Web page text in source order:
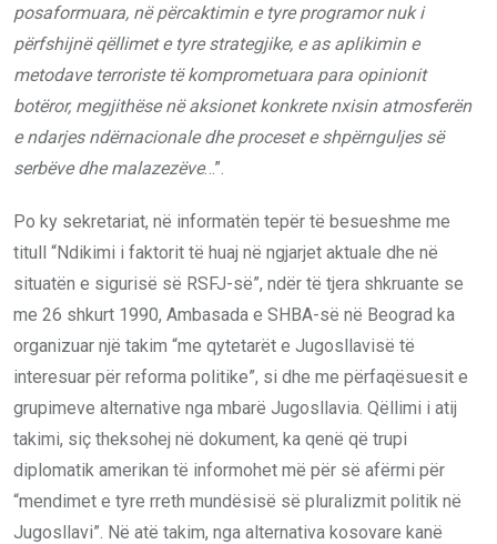
posaformuara, në përcaktimin e tyre programor nuk i
përfshijnë qëllimet e tyre strategjike, e as aplikimin e
metodave terroriste të komprometuara para opinionit
botëror, megjithëse në aksionet konkrete nxisin atmosferën
e ndarjes ndërnacionale dhe proceset e shpërnguljes së
serbëve dhe malazezëve…”.
Po ky sekretariat, në informatën tepër të besueshme me
titull “Ndikimi i faktorit të huaj në ngjarjet aktuale dhe në
situatën e sigurisë së RSFJ-së”, ndër të tjera shkruante se
me 26 shkurt 1990, Ambasada e SHBA-së në Beograd ka
organizuar një takim “me qytetarët e Jugosllavisë të
interesuar për reforma politike”, si dhe me përfaqësuesit e
grupimeve alternative nga mbarë Jugosllavia. Qëllimi i atij
takimi, siç theksohej në dokument, ka qenë që trupi
diplomatik amerikan të informohet më për së afërmi për
“mendimet e tyre rreth mundësisë së pluralizmit politik në
Jugosllavi”. Në atë takim, nga alternativa kosovare kanë